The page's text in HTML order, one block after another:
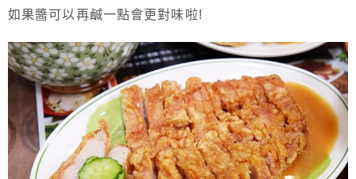
如果醬可以再鹹一點會更對味啦!